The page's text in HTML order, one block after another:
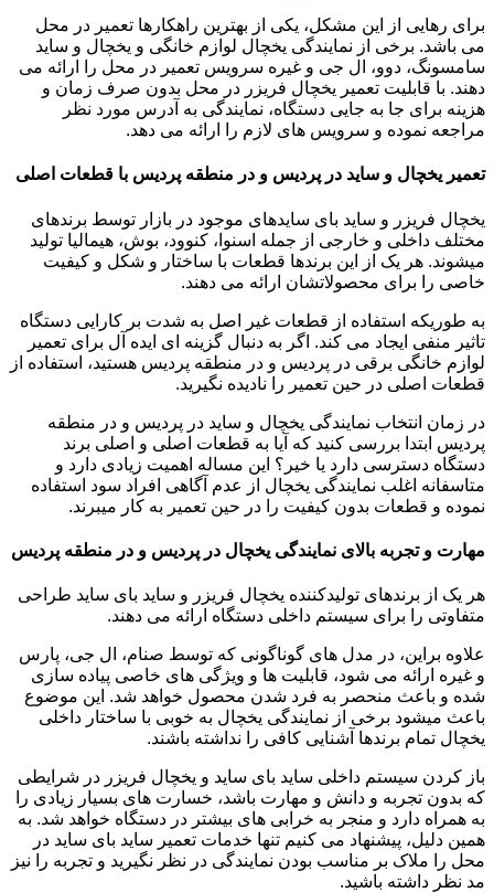
برای رهایی از این مشکل، یکی از بهترین راهکارها تعمیر در محل
می باشد. برخی از نمایندگی یخچال لوازم خانگی و یخچال و ساید
سامسونگ، دوو، ال جی و غیره سرویس تعمیر در محل را ارائه می
دهند. با قابلیت تعمیر یخچال فریزر در محل بدون صرف زمان و
هزینه برای جا به جایی دستگاه، نمایندگی به آدرس مورد نظر
مراجعه نموده و سرویس های لازم را ارائه می دهد.
تعمیر یخچال و ساید در پردیس و در منطقه پردیس با قطعات اصلی
یخچال فریزر و ساید بای سایدهای موجود در بازار توسط برندهای
مختلف داخلی و خارجی از جمله اسنوا، کنوود، بوش، هیمالیا تولید
میشوند. هر یک از این برندها قطعات با ساختار و شکل و کیفیت
خاصی را برای محصولاتشان ارائه می دهند.
به طوریکه استفاده از قطعات غیر اصل به شدت بر کارایی دستگاه
تاثیر منفی ایجاد می کند. اگر به دنبال گزینه ای ایده آل برای تعمیر
لوازم خانگی برقی در پردیس و در منطقه پردیس هستید، استفاده از
قطعات اصلی در حین تعمیر را نادیده نگیرید.
در زمان انتخاب نمایندگی یخچال و ساید در پردیس و در منطقه
پردیس ابتدا بررسی کنید که آیا به قطعات اصلی و اصلی برند
دستگاه دسترسی دارد یا خیر؟ این مساله اهمیت زیادی دارد و
متاسفانه اغلب نمایندگی یخچال از عدم آگاهی افراد سود استفاده
نموده و قطعات بدون کیفیت را در حین تعمیر به کار میبرند.
مهارت و تجربه بالای نمایندگی یخچال در پردیس و در منطقه پردیس
هر یک از برندهای تولیدکننده یخچال فریزر و ساید بای ساید طراحی
متفاوتی را برای سیستم داخلی دستگاه ارائه می دهند.
علاوه براین، در مدل های گوناگونی که توسط صنام، ال جی، پارس
و غیره ارائه می شود، قابلیت ها و ویژگی های خاصی پیاده سازی
شده و باعث منحصر به فرد شدن محصول خواهد شد. این موضوع
باعث میشود برخی از نمایندگی یخچال به خوبی با ساختار داخلی
یخچال تمام برندها آشنایی کافی را نداشته باشند.
باز کردن سیستم داخلی ساید بای ساید و یخچال فریزر در شرایطی
که بدون تجربه و دانش و مهارت باشد، خسارت های بسیار زیادی را
به همراه دارد و منجر به خرابی های بیشتر در دستگاه خواهد شد. به
همین دلیل، پیشنهاد می کنیم تنها خدمات تعمیر ساید بای ساید در
محل را ملاک بر مناسب بودن نمایندگی در نظر نگیرید و تجربه را نیز
مد نظر داشته باشید.